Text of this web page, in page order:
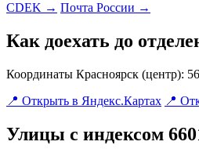
CDEK → Почта России →
Как доехать до
Координаты Красноярск (центр):
📍 Открыть в Яндекс.Картах 📍
Улицы с индексом